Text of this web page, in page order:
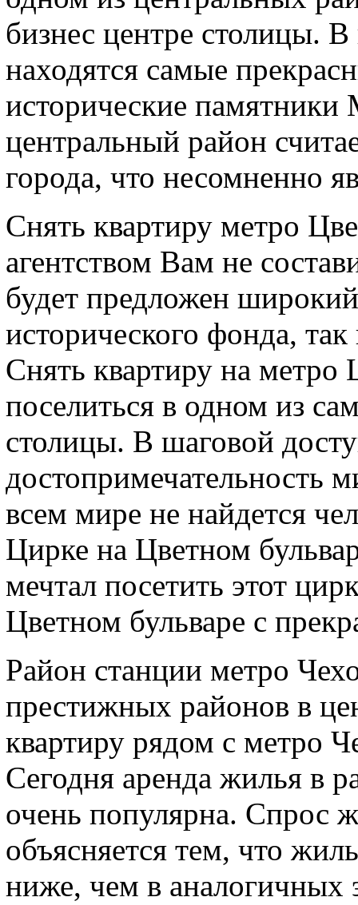
бизнес центре столицы.
находятся самые
исторические
центральный район
города, что несомненно
Снять квартиру метро
агентством Вам не
будет предложен
исторического фонда,
Снять квартиру на метро
поселиться в одном из
столицы. В шаговой
достопримечательность
всем мире не найдется
Цирке на Цветном
мечтал посетить этот
Цветном бульваре с
Район станции метро
престижных районов в
квартиру рядом с метро
Сегодня аренда жилья в
очень популярна. Спрос
объясняется тем, что
ниже, чем в аналогичных